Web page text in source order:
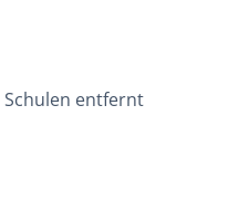
entfernt